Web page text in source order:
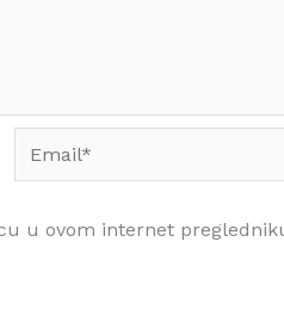
Email*
u ovom internet